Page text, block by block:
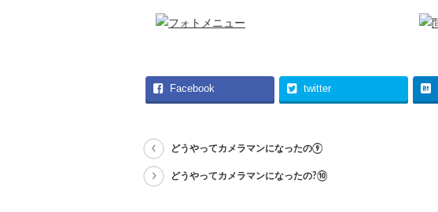
Facebook twitter
どうやってカメラマンになったの⑨
どうやってカメラマンになったの?⑩